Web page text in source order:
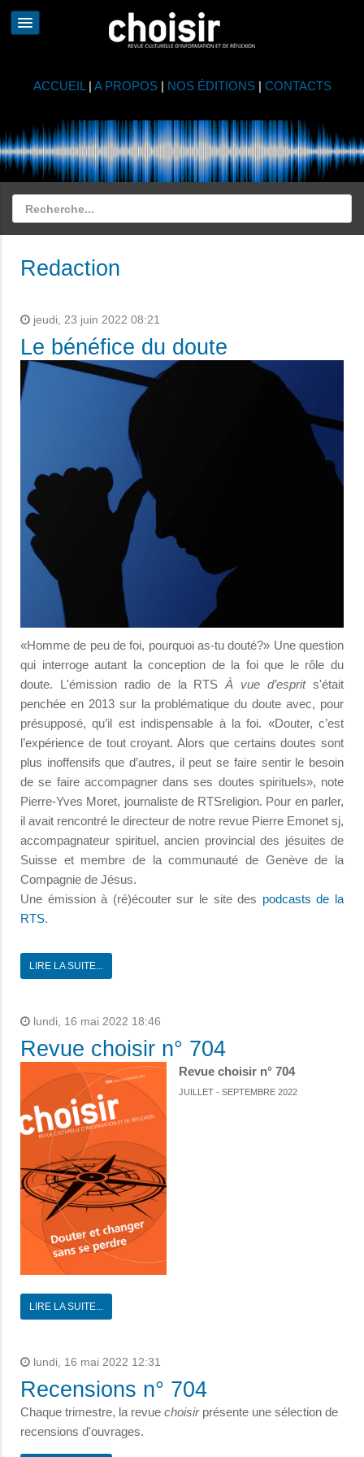
ACCUEIL | A PROPOS| NOS ÉDITIONS| CONTACTS
Redaction
jeudi, 23 juin 2022 08:21
Le bénéfice du doute
«Homme de peu de foi, pourquoi as-tu douté?» Une question
qui interroge autant la conception de la foi que le rôle du
doute. L'émission radio de la RTSÀ vue d’esprits'était
penchée en 2013 sur la problématique du doute avec, pour
présupposé, qu’il est indispensable à la foi. «Douter, c’est
l’expérience de tout croyant. Alors que certains doutes sont
plus inoffensifs que d’autres, il peut se faire sentir le besoin
de se faire accompagner dans ses doutes spirituels», note
Pierre-Yves Moret, journaliste de RTSreligion. Pour en parler,
il avait rencontré le directeur de notre revue Pierre Emonet sj,
accompagnateur spirituel, ancien provincial des jésuites de
Suisse et membre de la communauté de Genève de la
Compagnie de Jésus.
Une émission à (ré)écouter sur le site des podcasts de la
RTS.
LIRE LA SUITE...
lundi, 16 mai 2022 18:46
Revue choisir n° 704
Revue choisir n° 704
JUILLET - SEPTEMBRE 2022
LIRE LA SUITE...
lundi, 16 mai 2022 12:31
Recensions n° 704
Chaque trimestre, la revue choisirprésente une sélection de
recensions d'ouvrages.